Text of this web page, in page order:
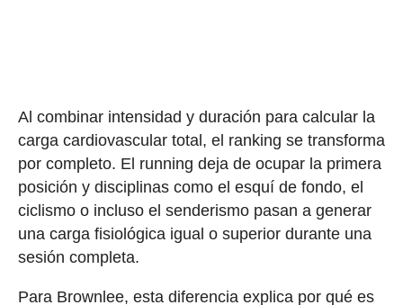
Al combinar intensidad y duración para calcular la
carga cardiovascular total, el ranking se transforma
por completo. El running deja de ocupar la primera
posición y disciplinas como el esquí de fondo, el
ciclismo o incluso el senderismo pasan a generar
una carga fisiológica igual o superior durante una
sesión completa.
Para Brownlee, esta diferencia explica por qué es